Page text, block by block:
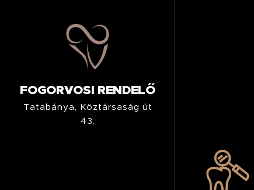
FOGORVOSI RENDELŐ
Tatabánya, Köztársaság út
43.